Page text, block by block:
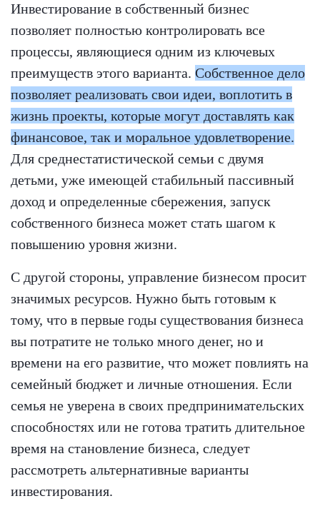
Инвестирование в собственный бизнес
позволяет полностью контролировать все
процессы, являющиеся одним из ключевых
преимуществ этого варианта. Собственное дело
позволяет реализовать свои идеи, воплотить в
жизнь проекты, которые могут доставлять как
финансовое, так и моральное удовлетворение.
Для среднестатистической семьи с двумя
детьми, уже имеющей стабильный пассивный
доход и определенные сбережения, запуск
собственного бизнеса может стать шагом к
повышению уровня жизни.
С другой стороны, управление бизнесом просит
значимых ресурсов. Нужно быть готовым к
тому, что в первые годы существования бизнеса
вы потратите не только много денег, но и
времени на его развитие, что может повлиять на
семейный бюджет и личные отношения. Если
семья не уверена в своих предпринимательских
способностях или не готова тратить длительное
время на становление бизнеса, следует
рассмотреть альтернативные варианты
инвестирования.